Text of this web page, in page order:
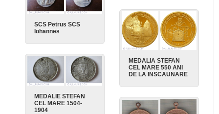
SCS Petrus SCS
Iohannes
MEDALIA STEFAN
CEL MARE 550 ANI
DE LA INSCAUNARE
MEDALIE STEFAN
CEL MARE 1504-
1904